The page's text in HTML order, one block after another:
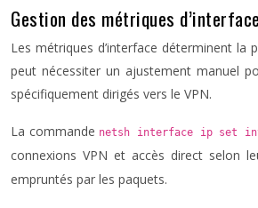
Gestion des métriques
Les métriques d’interface déterminent la
peut nécessiter un ajustement manuel
spécifiquement dirigés vers le VPN.
La commande netsh interface ip set
connexions VPN et accès direct selon
empruntés par les paquets.